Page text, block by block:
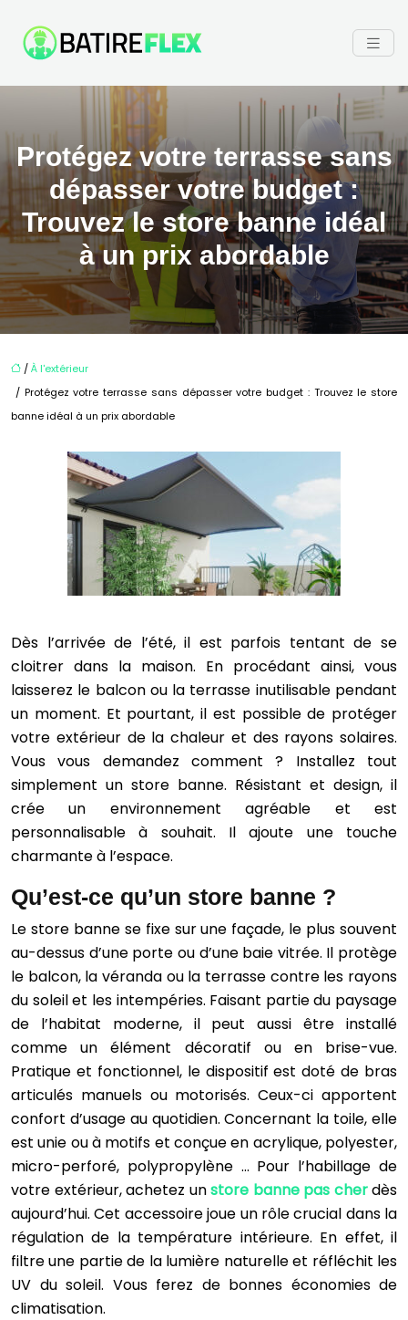
Protégez votre terrasse sans
dépasser votre budget :
Trouvez le store banne idéal
à un prix abordable
/À l'extérieur
/ Protégez votre terrasse sans dépasser votre budget : Trouvez le store
banne idéal à un prix abordable
Dès l’arrivée de l’été, il est parfois tentant de se
cloitrer dans la maison. En procédant ainsi, vous
laisserez le balcon ou la terrasse inutilisable pendant
un moment. Et pourtant, il est possible de protéger
votre extérieur de la chaleur et des rayons solaires.
Vous vous demandez comment ? Installez tout
simplement un store banne. Résistant et design, il
crée un environnement agréable et est
personnalisable à souhait. Il ajoute une touche
charmante à l’espace.
Qu’est-ce qu’un store banne ?
Le store banne se fixe sur une façade, le plus souvent
au-dessus d’une porte ou d’une baie vitrée. Il protège
le balcon, la véranda ou la terrasse contre les rayons
du soleil et les intempéries. Faisant partie du paysage
de l’habitat moderne, il peut aussi être installé
comme un élément décoratif ou en brise-vue.
Pratique et fonctionnel, le dispositif est doté de bras
articulés manuels ou motorisés. Ceux-ci apportent
confort d’usage au quotidien. Concernant la toile, elle
est unie ou à motifs et conçue en acrylique, polyester,
micro-perforé, polypropylène … Pour l’habillage de
votre extérieur, achetez unstore banne pas cherdès
aujourd’hui. Cet accessoire joue un rôle crucial dans la
régulation de la température intérieure. En effet, il
filtre une partie de la lumière naturelle et réfléchit les
UV du soleil. Vous ferez de bonnes économies de
climatisation.